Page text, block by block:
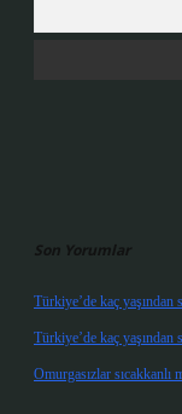
Son Yorumlar
Türkiye’de kaç yaşından
Türkiye’de kaç yaşından
Omurgasızlar sıcakkanlı